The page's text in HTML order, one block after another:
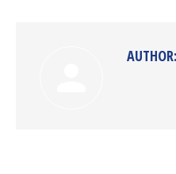
AUTHOR: